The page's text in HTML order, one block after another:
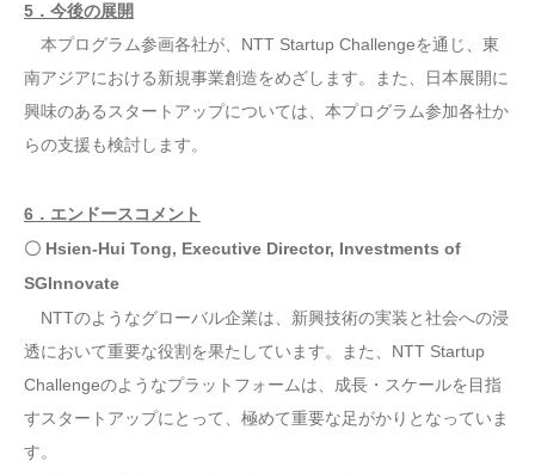
5．今後の展開
本プログラム参画各社が、NTT Startup Challengeを通じ、東
南アジアにおける新規事業創造をめざします。また、日本展開に
興味のあるスタートアップについては、本プログラム参加各社か
らの支援も検討します。
6．エンドースコメント
〇 Hsien-Hui Tong, Executive Director, Investments of
SGInnovate
NTTのようなグローバル企業は、新興技術の実装と社会への浸
透において重要な役割を果たしています。また、NTT Startup
Challengeのようなプラットフォームは、成長・スケールを目指
すスタートアップにとって、極めて重要な足がかりとなっていま
す。